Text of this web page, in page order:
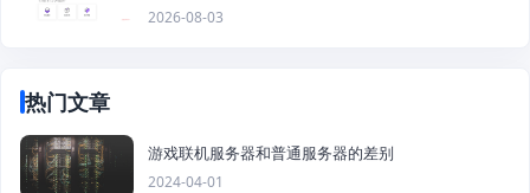
2026-08-03
热门文章
游戏联机服务器和普通服务器的差别
2024-04-01